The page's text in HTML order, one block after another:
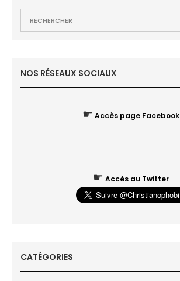
NOS RÉSEAUX SOCIAUX
☛ Accès page Facebook
☛ Accès au Twitter
CATÉGORIES